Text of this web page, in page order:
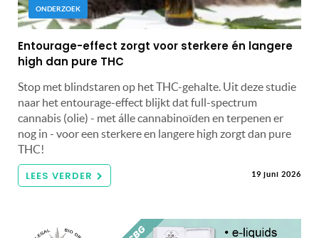
ONDERZOEK
Entourage-effect zorgt voor sterkere én langere
high dan pure THC
Stop met blindstaren op het THC-gehalte. Uit deze studie
naar het entourage-effect blijkt dat full-spectrum
cannabis (olie) - met álle cannabinoïden en terpenen er
nog in - voor een sterkere en langere high zorgt dan pure
THC!
LEES VERDER 19 juni 2026